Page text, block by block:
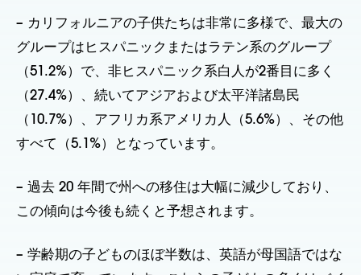
– カリフォルニアの子供たちは非常に多様で、最大の
グループはヒスパニックまたはラテン系のグループ
（51.2%）で、非ヒスパニック系白人が2番目に多く
（27.4%）、続いてアジアおよび太平洋諸島民
（10.7%）、アフリカ系アメリカ人（5.6%）、その他
すべて（5.1%）となっています。
– 過去 20 年間で州への移住は大幅に減少しており、
この傾向は今後も続くと予想されます。
– 学齢期の子どものほぼ半数は、英語が母国語ではな